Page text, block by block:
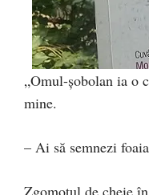
„Omul-șobolan ia o
mine.
– Ai să semnezi
Zgomotul de cheie